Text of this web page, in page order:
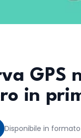
GPS
in
Disponibile in